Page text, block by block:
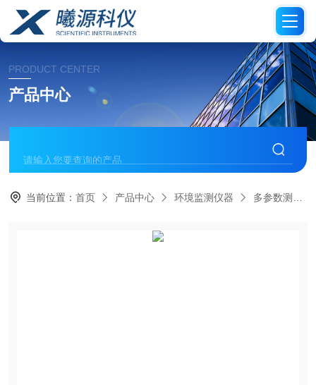
PRODUCT CENTER
产品中心
当前位置：首页 产品中心 环境监测仪器 多参数测定仪